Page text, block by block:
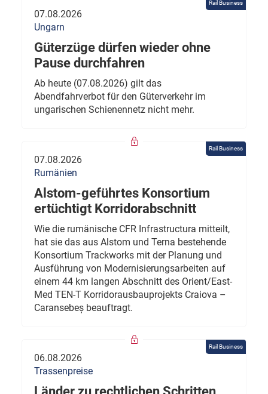
Rail Business
07.08.2026
Ungarn
Güterzüge dürfen wieder ohne
Pause durchfahren
Ab heute (07.08.2026) gilt das
Abendfahrverbot für den Güterverkehr im
ungarischen Schienennetz nicht mehr.
Rail Business
07.08.2026
Rumänien
Alstom-geführtes Konsortium
ertüchtigt Korridorabschnitt
Wie die rumänische CFR Infrastructura mitteilt,
hat sie das aus Alstom und Terna bestehende
Konsortium Trackworks mit der Planung und
Ausführung von Modernisierungsarbeiten auf
einem 44 km langen Abschnitt des Orient/East-
Med TEN-T Korridorausbauprojekts Craiova –
Caransebeș beauftragt.
Rail Business
06.08.2026
Trassenpreise